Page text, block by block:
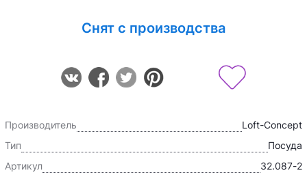
Снят с производства
Производитель
Loft-Concept
Тип
Посуда
Артикул
32.087-2